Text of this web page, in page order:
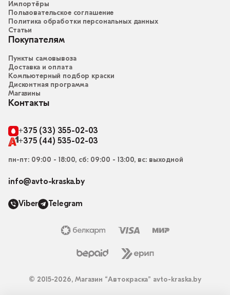
Импортёры
Пользовательское соглашение
Политика обработки персональных данных
Статьи
Покупателям
Пункты самовывоза
Доставка и оплата
Компьютерный подбор краски
Дисконтная программа
Магазины
Контакты
+375 (33) 355-02-03
+375 (44) 535-02-03
пн-пт: 09:00 - 18:00, сб: 09:00 - 13:00, вс: выходной
info@avto-kraska.by
Viber Telegram
© 2015-2026, Магазин “Автокраска” avto-kraska.by